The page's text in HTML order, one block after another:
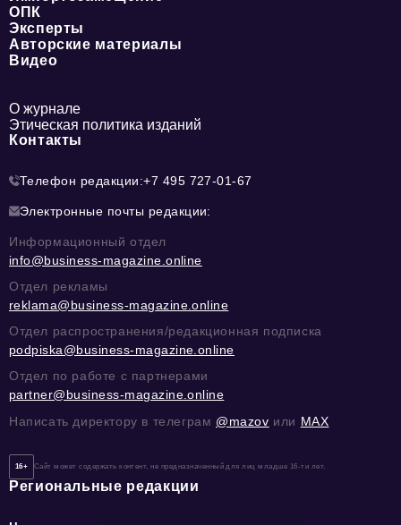
ОПК
Эксперты
Авторские материалы
Видео
О журнале
Этическая политика изданий
Контакты
Телефон редакции:+7 495 727-01-67
Электронные почты редакции:
Информационный отдел
info@business-magazine.online
Отдел рекламы
reklama@business-magazine.online
Отдел распространения/редакционная подписка
podpiska@business-magazine.online
Отдел по работе с партнерами
partner@business-magazine.online
Написать директору в телеграм @mazov или MAX
16+ Сайт может содержать контент, не предназначенный для лиц младше 16-ти лет.
Региональные редакции